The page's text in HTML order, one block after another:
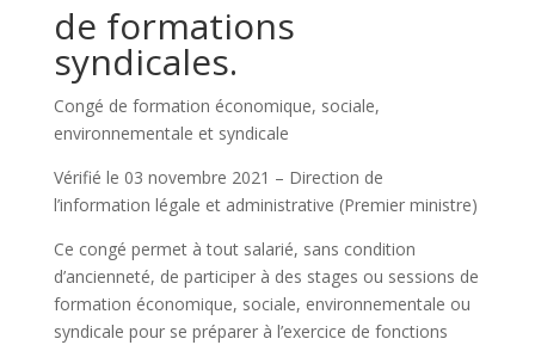
de formations
syndicales.
Congé de formation économique, sociale,
environnementale et syndicale
Vérifié le 03 novembre 2021 – Direction de
l’information légale et administrative (Premier ministre)
Ce congé permet à tout salarié, sans condition
d’ancienneté, de participer à des stages ou sessions de
formation économique, sociale, environnementale ou
syndicale pour se préparer à l’exercice de fonctions